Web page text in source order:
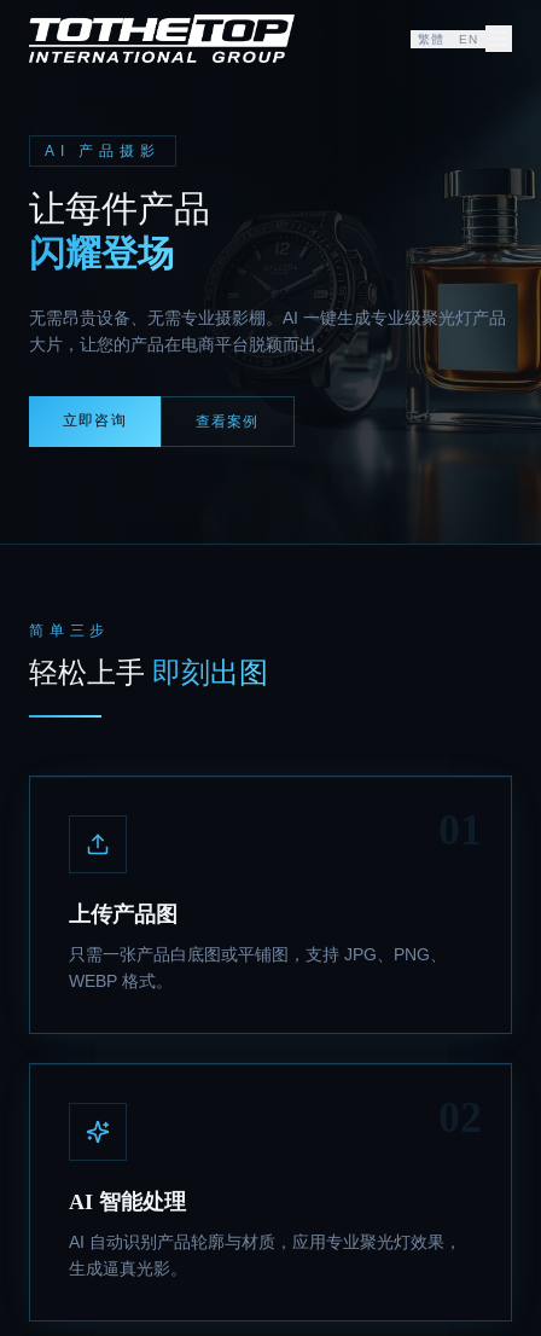
繁體 EN
AI 产品摄影
让每件产品
闪耀登场
无需昂贵设备、无需专业摄影棚。AI 一键生成专业级聚光灯产品
大片，让您的产品在电商平台脱颖而出。
立即咨询 查看案例
简单三步
轻松上手 即刻出图
上传产品图
只需一张产品白底图或平铺图，支持 JPG、PNG、
WEBP 格式。
AI 智能处理
AI 自动识别产品轮廓与材质，应用专业聚光灯效果，
生成逼真光影。